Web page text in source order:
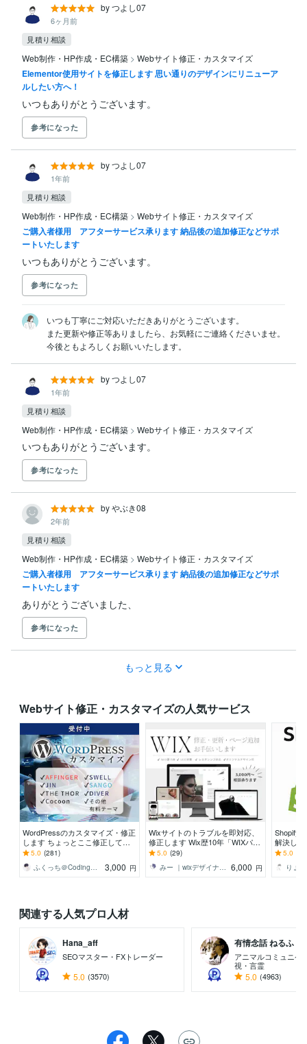
by つよし07
6ヶ月前
見積り相談
Web制作・HP作成・EC構築 > Webサイト修正・カスタマイズ
Elementor使用サイトを修正します 思い通りのデザインにリニューア
ルしたい方へ！
いつもありがとうございます。
参考になった
by つよし07
1年前
見積り相談
Web制作・HP作成・EC構築 > Webサイト修正・カスタマイズ
ご購入者様用 アフターサービス承ります 納品後の追加修正などサポ
ートいたします
いつもありがとうございます。
参考になった
いつも丁寧にご対応いただきありがとうございます。
また更新や修正等ありましたら、お気軽にご連絡くださいませ。
今後ともよろしくお願いいたします。
by つよし07
1年前
見積り相談
Web制作・HP作成・EC構築 > Webサイト修正・カスタマイズ
いつもありがとうございます。
参考になった
by やぶき08
2年前
見積り相談
Web制作・HP作成・EC構築 > Webサイト修正・カスタマイズ
ご購入者様用 アフターサービス承ります 納品後の追加修正などサポ
ートいたします
ありがとうございました、
参考になった
もっと見る
Webサイト修正・カスタマイズの人気サービス
WordPressのカスタマイズ・修正
します ちょっとここ修正して欲
しい！など。
5.0 (281)
3,000 円
Wixサイトのトラブルを即対応、
修正します Wix歴10年「WIXパー
トナー」がお悩み相談承ります◎
5.0 (29)
6,000 円
Shopify
解決し
るサイ
5.0
関連する人気プロ人材
Hana_aff
SEOマスター・FXトレーダー
5.0 (3570)
有情念話 ねるふ
アニマルコミュニケ
視・言霊
5.0 (4963)